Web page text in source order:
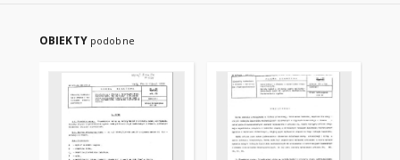
OBIEKTY podobne